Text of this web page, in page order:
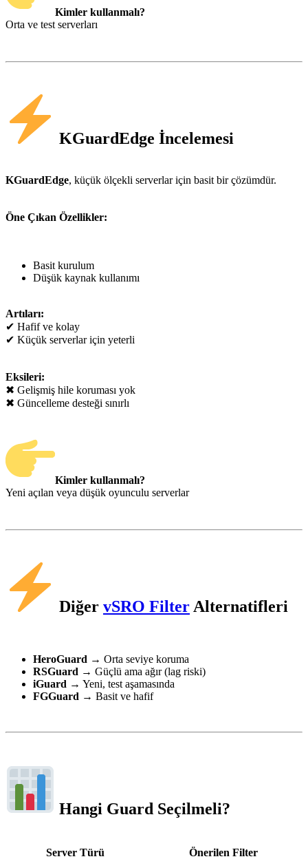
Kimler kullanmalı?
Orta ve test serverları
KGuardEdge İncelemesi
KGuardEdge, küçük ölçekli serverlar için basit bir çözümdür.
Öne Çıkan Özellikler:
Basit kurulum
Düşük kaynak kullanımı
Artıları:
✔ Hafif ve kolay
✔ Küçük serverlar için yeterli
Eksileri:
✖ Gelişmiş hile koruması yok
✖ Güncelleme desteği sınırlı
Kimler kullanmalı?
Yeni açılan veya düşük oyunculu serverlar
Diğer vSRO Filter Alternatifleri
HeroGuard → Orta seviye koruma
RSGuard → Güçlü ama ağır (lag riski)
iGuard → Yeni, test aşamasında
FGGuard → Basit ve hafif
Hangi Guard Seçilmeli?
Server Türü
Önerilen Filter